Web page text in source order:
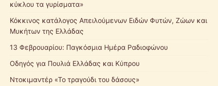
κύκλου τα γυρίσματα»
Κόκκινος κατάλογος Απειλούμενων Ειδών Φυτών, Ζώων και
Μυκήτων της Ελλάδας
13 Φεβρουαρίου: Παγκόσμια Ημέρα Ραδιοφώνου
Οδηγός για Πουλιά Ελλάδας και Κύπρου
Ντοκιμαντέρ «Το τραγούδι του δάσους»